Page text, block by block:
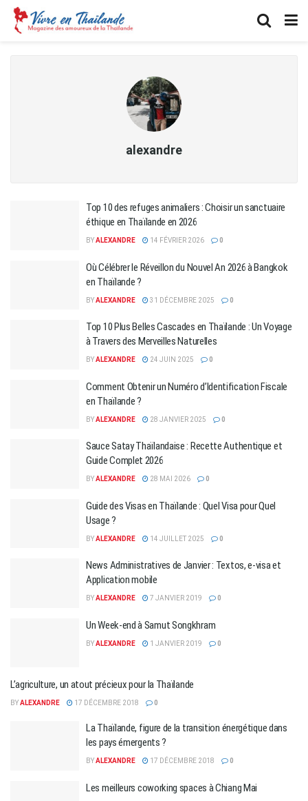
alexandre
Top 10 des refuges animaliers : Choisir un sanctuaire
éthique en Thaïlande en 2026
BYALEXANDRE 14 FÉVRIER 2026 0
Où Célébrer le Réveillon du Nouvel An 2026 à Bangkok
en Thaïlande ?
BYALEXANDRE 31 DÉCEMBRE 2025 0
Top 10 Plus Belles Cascades en Thaïlande : Un Voyage
à Travers des Merveilles Naturelles
BYALEXANDRE 24 JUIN 2025 0
Comment Obtenir un Numéro d’Identification Fiscale
en Thaïlande ?
BYALEXANDRE 28 JANVIER 2025 0
Sauce Satay Thaïlandaise : Recette Authentique et
Guide Complet 2026
BYALEXANDRE 28 MAI 2026 0
Guide des Visas en Thaïlande : Quel Visa pour Quel
Usage ?
BYALEXANDRE 14 JUILLET 2025 0
News Administratives de Janvier : Textos, e-visa et
Application mobile
BYALEXANDRE 7 JANVIER 2019 0
Un Week-end à Samut Songkhram
BYALEXANDRE 1 JANVIER 2019 0
L’agriculture, un atout précieux pour la Thaïlande
BYALEXANDRE 17 DÉCEMBRE 2018 0
La Thaïlande, figure de la transition énergétique dans
les pays émergents ?
BYALEXANDRE 17 DÉCEMBRE 2018 0
Les meilleurs coworking spaces à Chiang Mai